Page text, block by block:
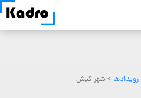
> شهر کیش